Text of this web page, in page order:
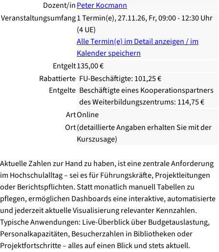
Dozent/inPeter Kocmann
Veranstaltungsumfang1 Termin(e), 27.11.26, Fr, 09:00 - 12:30 Uhr
(4 UE)
Alle Termin(e) im Detail anzeigen / im
Kalender speichern
Entgelt135,00 €
Rabattierte
Entgelte
FU-Beschäftigte: 101,25 €
Beschäftigte eines Kooperationspartners
des Weiterbildungszentrums: 114,75 €
ArtOnline
Ort(detaillierte Angaben erhalten Sie mit der
Kurszusage)
Aktuelle Zahlen zur Hand zu haben, ist eine zentrale Anforderung
im Hochschulalltag – sei es für Führungskräfte, Projektleitungen
oder Berichtspflichten. Statt monatlich manuell Tabellen zu
pflegen, ermöglichen Dashboards eine interaktive, automatisierte
und jederzeit aktuelle Visualisierung relevanter Kennzahlen.
Typische Anwendungen: Live-Überblick über Budgetauslastung,
Personalkapazitäten, Besucherzahlen in Bibliotheken oder
Projektfortschritte – alles auf einen Blick und stets aktuell.